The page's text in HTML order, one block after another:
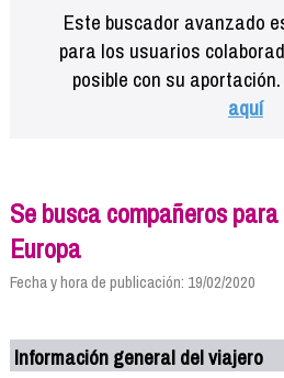
Este buscador avanzado
para los usuarios
posible con su aportación.
aquí
Se busca compañeros
Europa
Fecha y hora de publicación: 19/02/2020
Información general del viajero